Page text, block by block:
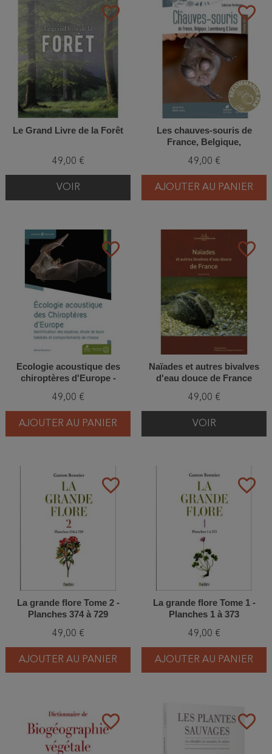
favorite_border
Le Grand Livre de la Forêt
49,00 €
VOIR
favorite_border
Les chauves-souris de
France, Belgique,
édition
49,00 €
AJOUTER AU PANIER
favorite_border
Ecologie acoustique des
chiroptères d'Europe -
étude de leurs habitats et
comportements de chasse
49,00 €
AJOUTER AU PANIER
favorite_border
Naïades et autres bivalves
d'eau douce de France
49,00 €
VOIR
favorite_border
La grande flore Tome 2 -
Planches 374 à 729
49,00 €
AJOUTER AU PANIER
favorite_border
La grande flore Tome 1 -
Planches 1 à 373
49,00 €
AJOUTER AU PANIER
favorite_border favorite_border